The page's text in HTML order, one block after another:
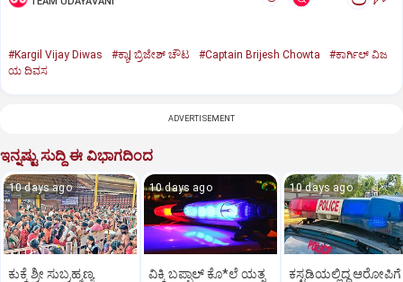
#Kargil Vijay Diwas #ಕ್ಯಾ| ಬ್ರಿಜೇಶ್‌ ಚೌಟ #Captain Brijesh Chowta
#ಕಾರ್ಗಿಲ್‌ ವಿಜ
ಯ ದಿವಸ
ADVERTISEMENT
ಇನ್ನಷ್ಟು ಸುದ್ದಿ ಈ ವಿಭಾಗದಿಂದ
10 days ago
ಕುಕ್ಕೆ ಶ್ರೀ ಸುಬ್ರಹ್ಮಣ್ಯ
10 days ago
ವಿಕ್ಕಿ ಬಪ್ಪಾಲ್ ಕೊ*ಲೆ ಯತ್ನ
10 days ago
ಕಸ್ಟಡಿಯಲ್ಲಿದ್ದ ಆರೋಪಿಗೆ